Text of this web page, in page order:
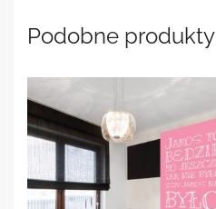
Podobne produkty